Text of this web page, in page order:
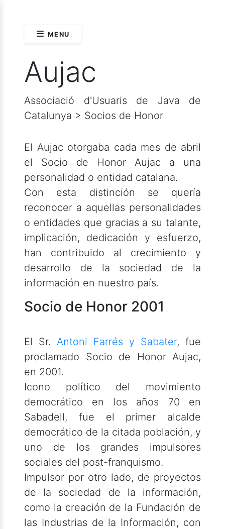
MENU
Aujac
Associació d'Usuaris de Java de
Catalunya > Socios de Honor
El Aujac otorgaba cada mes de abril
el Socio de Honor Aujac a una
personalidad o entidad catalana.
Con esta distinción se quería
reconocer a aquellas personalidades
o entidades que gracias a su talante,
implicación, dedicación y esfuerzo,
han contribuido al crecimiento y
desarrollo de la sociedad de la
información en nuestro país.
Socio de Honor 2001
El Sr. Antoni Farrés y Sabater, fue
proclamado Socio de Honor Aujac,
en 2001.
Icono político del movimiento
democrático en los años 70 en
Sabadell, fue el primer alcalde
democrático de la citada población, y
uno de los grandes impulsores
sociales del post-franquismo.
Impulsor por otro lado, de proyectos
de la sociedad de la información,
como la creación de la Fundación de
las Industrias de la Información, con